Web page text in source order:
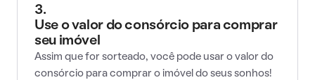
3.
Use o valor do consórcio para comprar
seu imóvel
Assim que for sorteado, você pode usar o valor do
consórcio para comprar o imóvel do seus sonhos!